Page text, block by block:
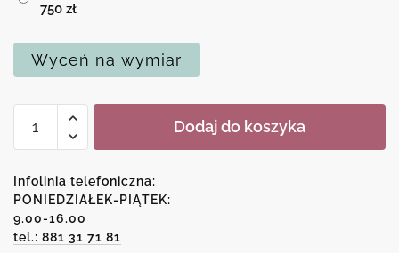
750 zł
Wyceń na wymiar
Obraz
Wenecji
Dodaj do koszyka
Infolinia telefoniczna:
PONIEDZIAŁEK-PIĄTEK:
9.00-16.00
tel.: 881 31 71 81